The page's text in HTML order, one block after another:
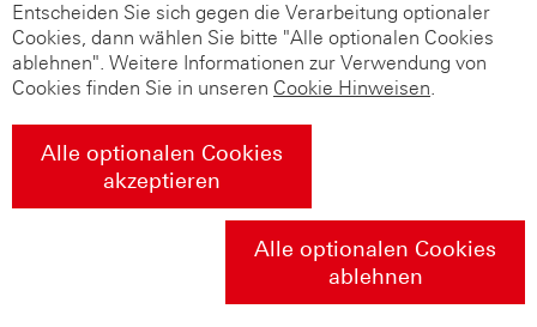
Entscheiden Sie sich gegen die Verarbeitung optionaler
Cookies, dann wählen Sie bitte "Alle optionalen Cookies
ablehnen". Weitere Informationen zur Verwendung von
Cookies finden Sie in unseren Cookie Hinweisen.
Alle optionalen Cookies
akzeptieren
Alle optionalen Cookies
ablehnen